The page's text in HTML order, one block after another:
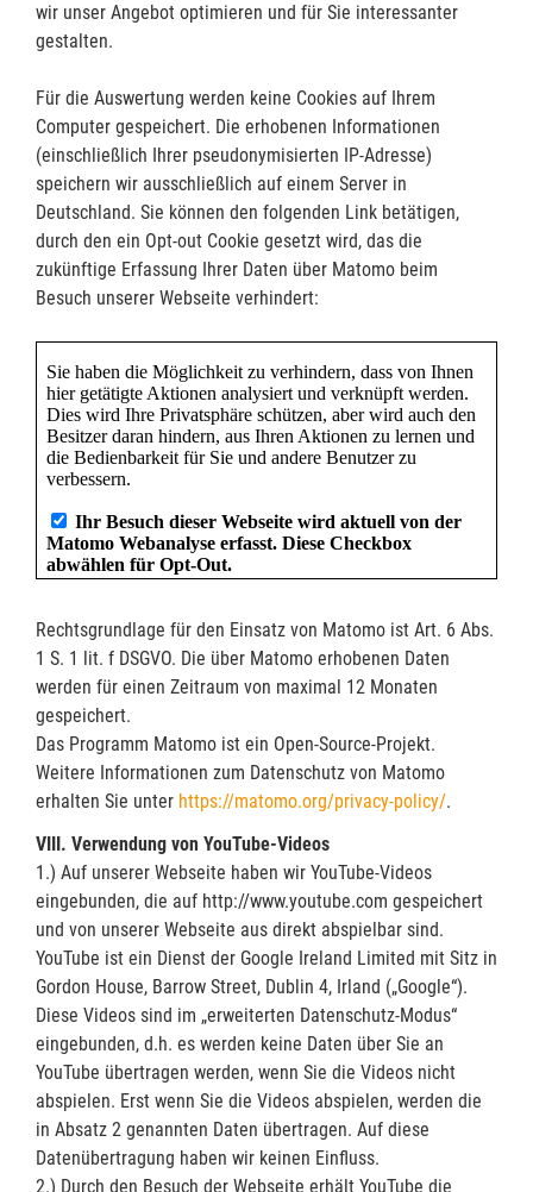
wir unser Angebot optimieren und für Sie interessanter
gestalten.
Für die Auswertung werden keine Cookies auf Ihrem
Computer gespeichert. Die erhobenen Informationen
(einschließlich Ihrer pseudonymisierten IP-Adresse)
speichern wir ausschließlich auf einem Server in
Deutschland. Sie können den folgenden Link betätigen,
durch den ein Opt-out Cookie gesetzt wird, das die
zukünftige Erfassung Ihrer Daten über Matomo beim
Besuch unserer Webseite verhindert:
Rechtsgrundlage für den Einsatz von Matomo ist Art. 6 Abs.
1 S. 1 lit. f DSGVO. Die über Matomo erhobenen Daten
werden für einen Zeitraum von maximal 12 Monaten
gespeichert.
Das Programm Matomo ist ein Open-Source-Projekt.
Weitere Informationen zum Datenschutz von Matomo
erhalten Sie unter https://matomo.org/privacy-policy/.
VIII. Verwendung von YouTube-Videos
1.) Auf unserer Webseite haben wir YouTube-Videos
eingebunden, die auf http://www.youtube.com gespeichert
und von unserer Webseite aus direkt abspielbar sind.
YouTube ist ein Dienst der Google Ireland Limited mit Sitz in
Gordon House, Barrow Street, Dublin 4, Irland („Google“).
Diese Videos sind im „erweiterten Datenschutz-Modus“
eingebunden, d.h. es werden keine Daten über Sie an
YouTube übertragen werden, wenn Sie die Videos nicht
abspielen. Erst wenn Sie die Videos abspielen, werden die
in Absatz 2 genannten Daten übertragen. Auf diese
Datenübertragung haben wir keinen Einfluss.
2.) Durch den Besuch der Webseite erhält YouTube die